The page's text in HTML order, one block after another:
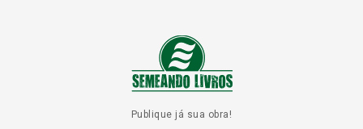
Publique já sua obra!